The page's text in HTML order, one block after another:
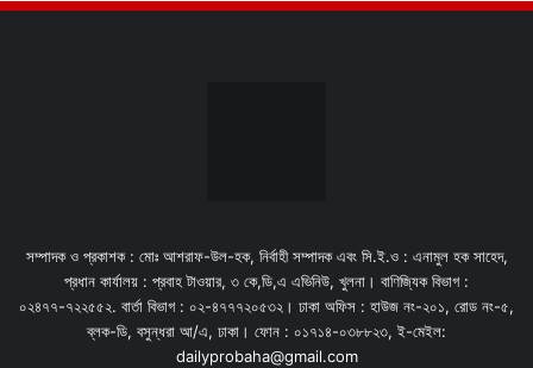
সম্পাদক ও প্রকাশক : মোঃ আশরাফ-উল-হক, নির্বাহী সম্পাদক এবং সি.ই.ও : এনামুল হক সাহেদ,
প্রধান কার্যালয় : প্রবাহ টাওয়ার, ৩ কে,ডি,এ এভিনিউ, খুলনা। বাণিজ্যিক বিভাগ :
০২৪৭৭-৭২২৫৫২. বার্তা বিভাগ : ০২-৪৭৭৭২০৫৩২। ঢাকা অফিস : হাউজ নং-২০১, রোড নং-৫,
ব্লক-ডি, বসুন্ধরা আ/এ, ঢাকা। ফোন : ০১৭১৪-০৩৮৮২৩, ই-মেইল:
dailyprobaha@gmail.com